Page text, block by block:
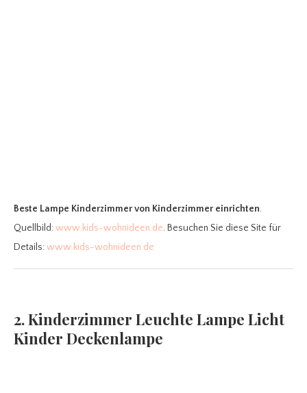
Beste Lampe Kinderzimmervon Kinderzimmer einrichten.
Quellbild:www.kids-wohnideen.de. Besuchen Sie diese Site für
Details:www.kids-wohnideen.de
2. Kinderzimmer Leuchte Lampe Licht
Kinder Deckenlampe